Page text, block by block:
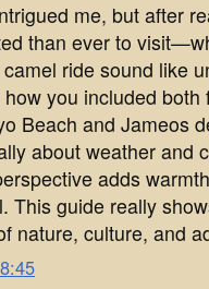
me, but after
than ever to
ride sound like
you included both
Beach and Jameos
about weather and
adds
This guide really
nature, culture, and